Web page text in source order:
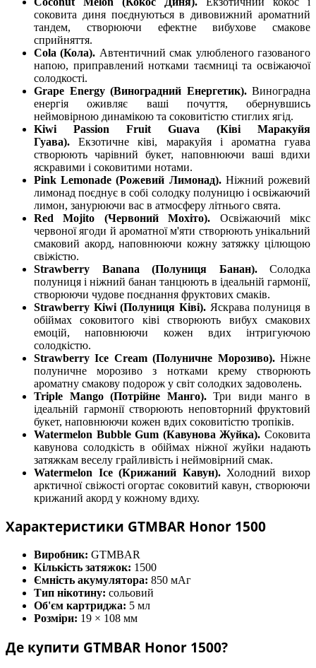
соковита диня поєднуються в дивовижний ароматний
тандем, створюючи ефектне вибухове смакове
сприйняття.
Cola (Кола). Автентичний смак улюбленого газованого
напою, приправлений нотками таємниці та освіжаючої
солодкості.
Grape Energy (Виноградний Енергетик). Виноградна
енергія оживляє ваші почуття, обернувшись
неймовірною динамікою та соковитістю стиглих ягід.
Kiwi Passion Fruit Guava (Ківі Маракуйя
Гуава).Екзотичне ківі, маракуйя і ароматна гуава
створюють чарівний букет, наповнюючи ваші вдихи
яскравими і соковитими нотами.
Pink Lemonade (Рожевий Лимонад). Ніжний рожевий
лимонад поєднує в собі солодку полуницю і освіжаючий
лимон, занурюючи вас в атмосферу літнього свята.
Red Mojito (Червоний Мохіто). Освіжаючий мікс
червоної ягоди й ароматної м'яти створюють унікальний
смаковий акорд, наповнюючи кожну затяжку цілющою
свіжістю.
Strawberry Banana (Полуниця Банан). Солодка
полуниця і ніжний банан танцюють в ідеальній гармонії,
створюючи чудове поєднання фруктових смаків.
Strawberry Kiwi (Полуниця Ківі). Яскрава полуниця в
обіймах соковитого ківі створюють вибух смакових
емоцій, наповнюючи кожен вдих інтригуючою
солодкістю.
Strawberry Ice Cream (Полуничне Морозиво). Ніжне
полуничне морозиво з нотками крему створюють
ароматну смакову подорож у світ солодких задоволень.
Triple Mango (Потрійне Манго).Три види манго в
ідеальній гармонії створюють неповторний фруктовий
букет, наповнюючи кожен вдих соковитістю тропіків.
Watermelon Bubble Gum (Кавунова Жуйка). Соковита
кавунова солодкість в обіймах ніжної жуйки надають
затяжкам веселу грайливість і неймовірний смак.
Watermelon Ice (Крижаний Кавун). Холодний вихор
арктичної свіжості огортає соковитий кавун, створюючи
крижаний акорд у кожному вдиху.
Характеристики GTMBAR Honor 1500
Виробник: GTMBAR
Кількість затяжок: 1500
Ємність акумулятора: 850 мАг
Тип нікотину: сольовий
Об'єм картриджа: 5 мл
Розміри: 19 × 108 мм
Де купити GTMBAR Honor 1500?